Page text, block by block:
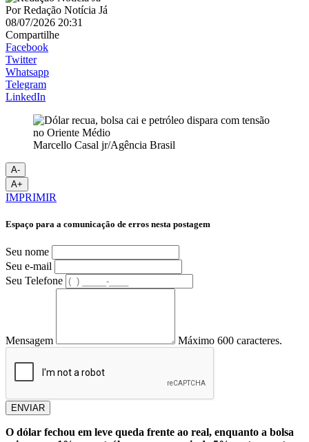
PorRedação Notícia Já
08/07/2026 20:31
Compartilhe
Facebook
Twitter
Whatsapp
Telegram
LinkedIn
Marcello Casal jr/Agência Brasil
A-
A+
IMPRIMIR
Espaço para a comunicação de erros nesta postagem
Seu nome
Seu e-mail
Seu Telefone
Mensagem Máximo 600 caracteres.
ENVIAR
O dólar fechou em leve queda frente ao real, enquanto a bolsa